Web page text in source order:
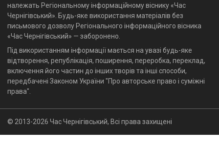
належать Регіональному інформаційному віснику «Час
Чернігівський». Будь-яке використання матеріалів без
письмового дозволу Регіонального інформаційного вісника
«Час Чернігівський» — заборонено.
Під використанням інформації мається на увазі будь-яке
відтворення, републікація, поширення, переробка, переклад,
включення його частин до інших творів та інші способи,
передбачені Законом України "Про авторське право і суміжні
права".
© 2013-2026 Час Чернігівський, Всі права захищені